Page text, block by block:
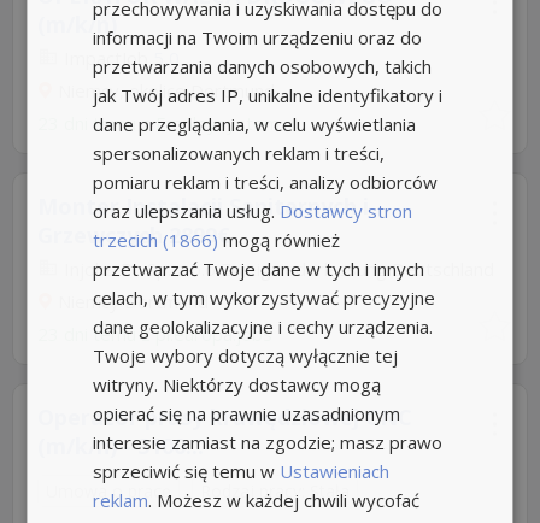
(m/k/n)
ImpactJob 5,0
Niemcy, okolice Dortmund
23 dni temu zEmploysystem
Monter Instalacji Sanitarnych i
Grzewczych 2899€
Injobs PL Sp. z o.o Zweigniederlassung Deutschland
Niemcy Dortmund
23 dni temu zpl.europa.jobs
Operator prasy krawędziowej CNC
(m/k/n) - 3100...
Umowa o pracę Rodzaj pracy: Stała
przechowywania i uzyskiwania dostępu do
informacji na Twoim urządzeniu oraz do
przetwarzania danych osobowych, takich
jak Twój adres IP, unikalne identyfikatory i
dane przeglądania, w celu wyświetlania
spersonalizowanych reklam i treści,
pomiaru reklam i treści, analizy odbiorców
oraz ulepszania usług. Dostawcy stron
trzecich (1866) mogą również
przetwarzać Twoje dane w tych i innych
celach, w tym wykorzystywać precyzyjne
dane geolokalizacyjne i cechy urządzenia.
Twoje wybory dotyczą wyłącznie tej
witryny. Niektórzy dostawcy mogą
opierać się na prawnie uzasadnionym
interesie zamiast na zgodzie; masz prawo
sprzeciwić się temu w Ustawieniach
reklam. Możesz w każdej chwili wycofać